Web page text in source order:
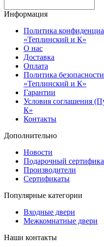
Информация
Политика
«Теплинский и К»
О нас
Доставка
Оплата
Политика
«Теплинский и К»
Гарантии
Условия соглашения
К»
Контакты
Дополнительно
Новости
Подарочный
Производители
Сертификаты
Популярные категории
Входные двери
Межкомнатные двери
Наши контакты